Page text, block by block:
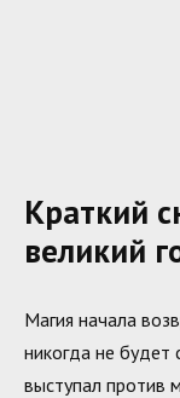
Краткий
великий
Магия начала
никогда не будет
выступал против